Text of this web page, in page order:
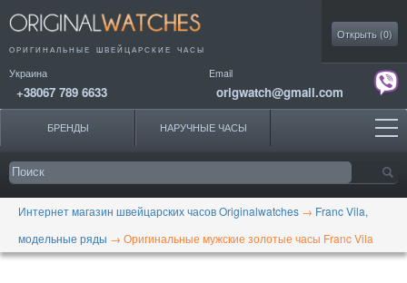
ОРИГИНАЛЬНЫЕ ШВЕЙЦАРСКИЕ ЧАСЫ
Украина
+38067 789 6633
Email
origwatch@gmail.com
Открыть (0)
БРЕНДЫ НАРУЧНЫЕ ЧАСЫ
Интернет магазин швейцарских часов Originalwatches → Franc Vila,
модельные ряды → Оригинальные мужские золотые часы Franc Vila